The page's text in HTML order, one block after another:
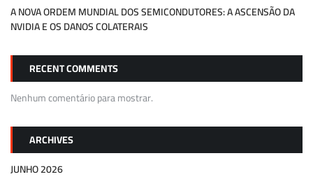
A NOVA ORDEM MUNDIAL DOS SEMICONDUTORES: A ASCENSÃO DA
NVIDIA E OS DANOS COLATERAIS
RECENT COMMENTS
Nenhum comentário para mostrar.
ARCHIVES
JUNHO 2026